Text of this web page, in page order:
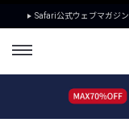
Safari公式ウェブマガジン